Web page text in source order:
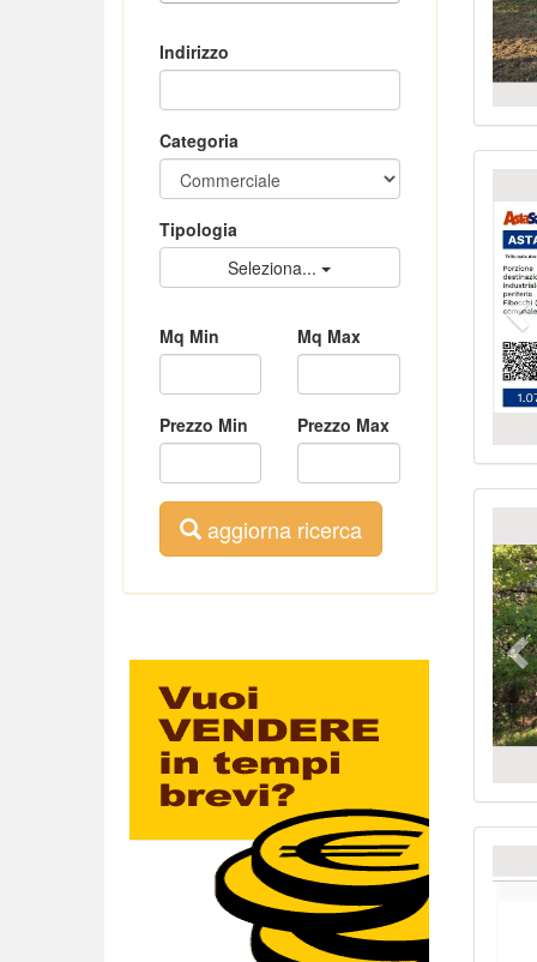
Indirizzo
Categoria
Tipologia
Seleziona...
Mq Min Mq Max
Prezzo Min Prezzo Max
aggiorna ricerca